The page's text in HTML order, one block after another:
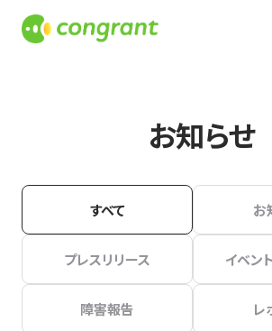
お知らせ
すべて お
プレスリリース イベン
障害報告 レ